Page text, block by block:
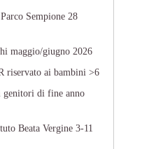
Sempione 28
maggio/giugno 2026
riservato ai bambini >6
genitori di fine anno
Beata Vergine 3-11